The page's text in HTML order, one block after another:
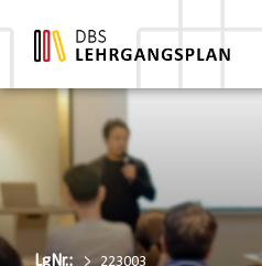
LgNr.: 223003